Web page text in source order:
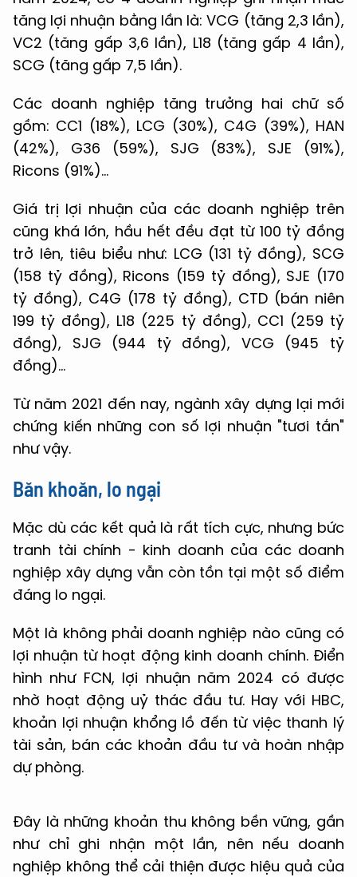
tăng lợi nhuận bằng lần là: VCG (tăng 2,3 lần),
VC2 (tăng gấp 3,6 lần), L18 (tăng gấp 4 lần),
SCG (tăng gấp 7,5 lần).
Các doanh nghiệp tăng trưởng hai chữ số
gồm: CC1 (18%), LCG (30%), C4G (39%), HAN
(42%), G36 (59%), SJG (83%), SJE (91%),
Ricons (91%)…
Giá trị lợi nhuận của các doanh nghiệp trên
cũng khá lớn, hầu hết đều đạt từ 100 tỷ đồng
trở lên, tiêu biểu như: LCG (131 tỷ đồng), SCG
(158 tỷ đồng), Ricons (159 tỷ đồng), SJE (170
tỷ đồng), C4G (178 tỷ đồng), CTD (bán niên
199 tỷ đồng), L18 (225 tỷ đồng), CC1 (259 tỷ
đồng), SJG (944 tỷ đồng), VCG (945 tỷ
đồng)…
Từ năm 2021 đến nay, ngành xây dựng lại mới
chứng kiến những con số lợi nhuận "tươi tắn"
như vậy.
Băn khoăn, lo ngại
Mặc dù các kết quả là rất tích cực, nhưng bức
tranh tài chính - kinh doanh của các doanh
nghiệp xây dựng vẫn còn tồn tại một số điểm
đáng lo ngại.
Một là không phải doanh nghiệp nào cũng có
lợi nhuận từ hoạt động kinh doanh chính. Điển
hình như FCN, lợi nhuận năm 2024 có được
nhờ hoạt động uỷ thác đầu tư. Hay với HBC,
khoản lợi nhuận khổng lồ đến từ việc thanh lý
tài sản, bán các khoản đầu tư và hoàn nhập
dự phòng.
Đây là những khoản thu không bền vững, gần
như chỉ ghi nhận một lần, nên nếu doanh
nghiệp không thể cải thiện được hiệu quả của